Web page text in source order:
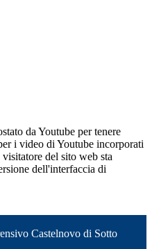
da Youtube per tenere
i video di Youtube incorporati
del sito web sta
dell'interfaccia di
Castelnovo di Sotto